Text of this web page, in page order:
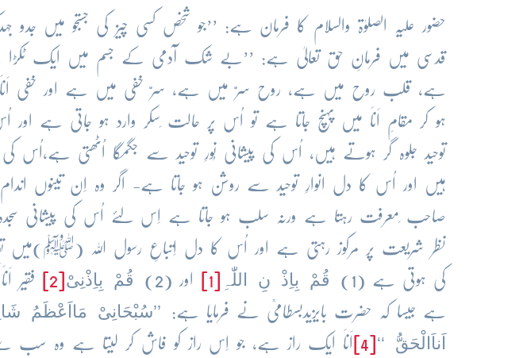
حضور علیہ الصلوٰۃ والسلام کا فرمان ہے: ’’جو شخص کسی چیز کی جستجو میں
قدسی میں فرمانِ حق تعالیٰ ہے: ’’بے شک آدمی کے جسم میں ایک ٹکڑا
ہے، قلب روح میں ہے، روح سرّ میں ہے، سرّ خفی میں ہے اور خفی اَناَ
ہو کر مقامِ اَناَ میں پہنچ جاتا ہے تو اُس پر حالت ِسکر وارد ہو جاتی ہے
توحید جلوہ گر ہوتے ہیں، اُس کی پیشانی نُورِ توحید سے جگمگا اُٹھتی ہے،اُس کی
ہیں اور اُس کا دل انوارِ توحید سے روشن ہو جاتا ہے- اگر وہ اِن تینوں
صاحب ِمعرفت رہتا ہے ورنہ سلب ہو جاتا ہے اِس لئے اُس کی پیشانی
نظر شریعت پر مرکوز رہتی ہے اور اُس کا دل اِتباعِ رسول اللہ (ﷺ)میں
کی ہوتی ہے (1) قُمْ بِاِذْ نِ اللّٰہِ اور (2) قُمْ بِاِذْنِیْ فقیر
ہے جیسا کہ حضرت بایزیدبسطامیؒ نے فرمایا ہے: ’’سُبْحَانِیْ مَااَعْظَمُ
اَناَالْحَقُّ ‘‘
اَناَ ایک راز ہے، جو اِس راز کو فاش کر لیتا ہے وہ سب